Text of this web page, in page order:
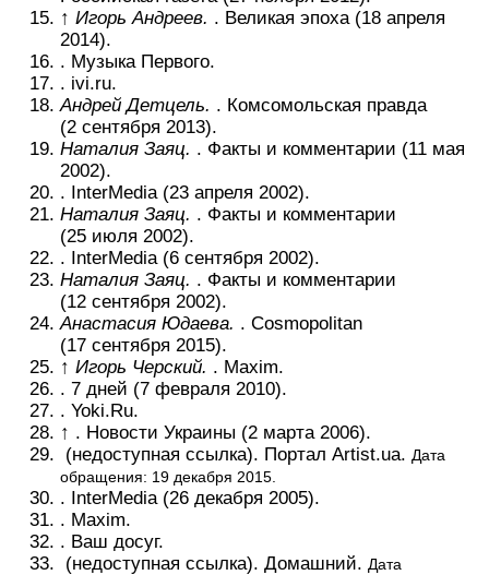
↑ Игорь Андреев. . Великая эпоха (18 апреля
2014).
. Музыка Первого.
. ivi.ru.
Андрей Детцель. . Комсомольская правда
(2 сентября 2013).
Наталия Заяц. . Факты и комментарии (11 мая
2002).
. InterMedia (23 апреля 2002).
Наталия Заяц. . Факты и комментарии
(25 июля 2002).
. InterMedia (6 сентября 2002).
Наталия Заяц. . Факты и комментарии
(12 сентября 2002).
Анастасия Юдаева. . Cosmopolitan
(17 сентября 2015).
↑ Игорь Черский. . Maxim.
. 7 дней (7 февраля 2010).
. Yoki.Ru.
↑ . Новости Украины (2 марта 2006).
(недоступная ссылка). Портал Artist.ua. Дата
обращения: 19 декабря 2015.
. InterMedia (26 декабря 2005).
. Maxim.
. Ваш досуг.
(недоступная ссылка). Домашний. Дата